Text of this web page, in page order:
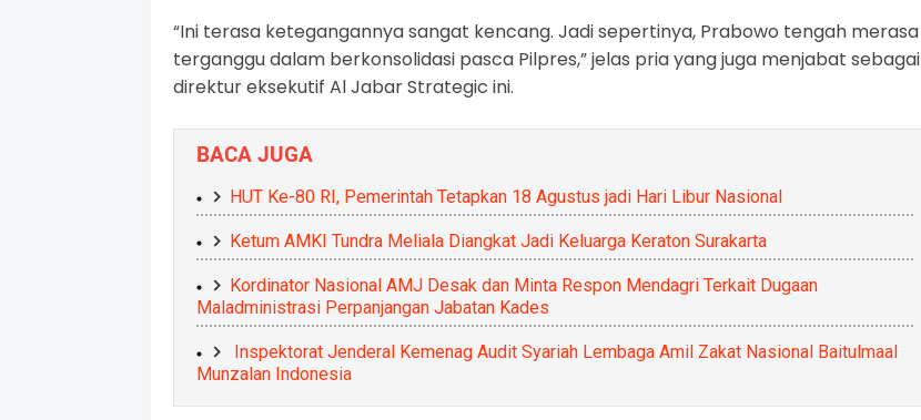
“Ini terasa ketegangannya sangat kencang. Jadi sepertinya, Prabowo tengah merasa
terganggu dalam berkonsolidasi pasca Pilpres,” jelas pria yang juga menjabat sebagai
direktur eksekutif Al Jabar Strategic ini.
BACA JUGA
HUT Ke-80 RI, Pemerintah Tetapkan 18 Agustus jadi Hari Libur Nasional
Ketum AMKI Tundra Meliala Diangkat Jadi Keluarga Keraton Surakarta
Kordinator Nasional AMJ Desak dan Minta Respon Mendagri Terkait Dugaan
Maladministrasi Perpanjangan Jabatan Kades
Inspektorat Jenderal Kemenag Audit Syariah Lembaga Amil Zakat Nasional Baitulmaal
Munzalan Indonesia